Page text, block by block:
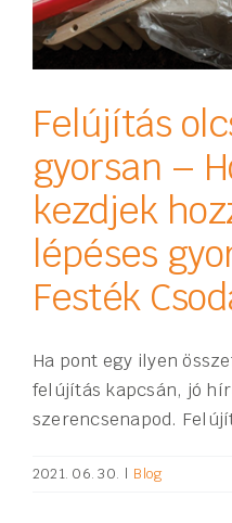
Felújítás
gyorsan –
kezdjek
lépéses
Festék
Ha pont egy ilyen
felújítás kapcsán, jó
szerencsenapod.
2021. 06. 30. | Blog